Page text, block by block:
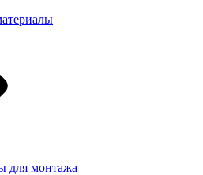
для монтажа